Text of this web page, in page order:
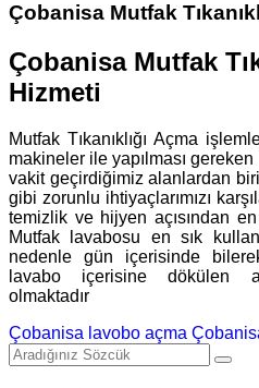
Çobanisa Mutfak
Çobanisa Mutfak
Hizmeti
Mutfak Tıkanıklığı Açma
makineler ile yapılması
vakit geçirdiğimiz alanlardan
gibi zorunlu ihtiyaçlarımızı
temizlik ve hijyen açısından
Mutfak lavabosu en sık
nedenle gün içerisinde
lavabo içerisine dökülen
olmaktadır
Çobanisa lavobo açma